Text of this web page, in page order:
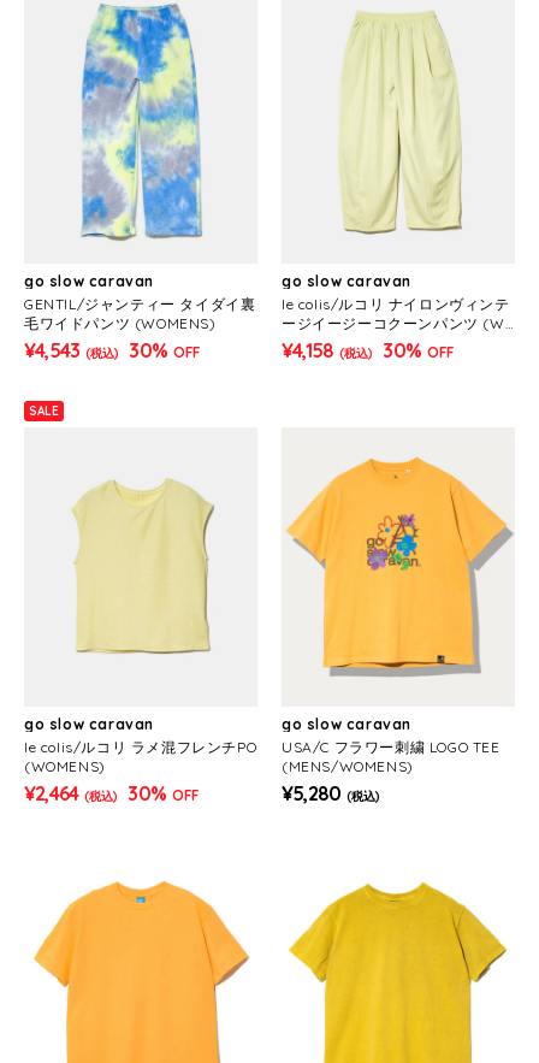
go slow caravan
GENTIL/ジャンティー タイダイ裏
毛ワイドパンツ (WOMENS)
¥4,543 (税込) 30% OFF
go slow caravan
le colis/ルコリ ナイロンヴィンテ
ージイージーコクーンパンツ (W
OMENS)
¥4,158 (税込) 30% OFF
SALE
go slow caravan
le colis/ルコリ ラメ混フレンチPO
(WOMENS)
¥2,464 (税込) 30% OFF
go slow caravan
USA/C フラワー刺繍 LOGO TEE
(MENS/WOMENS)
¥5,280 (税込)